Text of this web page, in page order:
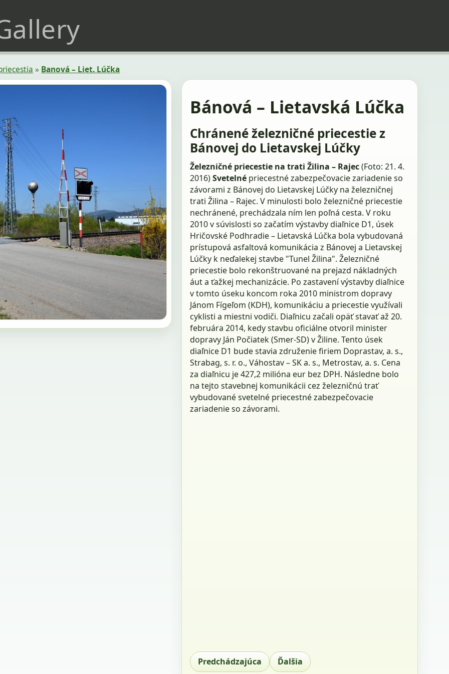
» Banová – Liet. Lúčka
Bánová – Lietavská Lúčka
Chránené železničné priecestie z
Bánovej do Lietavskej Lúčky
Železničné priecestie na trati Žilina – Rajec(Foto: 21. 4.
2016)Svetelné priecestné zabezpečovacie zariadenie so
závorami z Bánovej do Lietavskej Lúčky na železničnej
trati Žilina – Rajec. V minulosti bolo železničné priecestie
nechránené, prechádzala ním len poľná cesta. V roku
2010 v súvislosti so začatím výstavby diaľnice D1, úsek
Hričovské Podhradie – Lietavská Lúčka bola vybudovaná
prístupová asfaltová komunikácia z Bánovej a Lietavskej
Lúčky k neďalekej stavbe "Tunel Žilina". Železničné
priecestie bolo rekonštruované na prejazd nákladných
áut a ťažkej mechanizácie. Po zastavení výstavby diaľnice
v tomto úseku koncom roka 2010 ministrom dopravy
Jánom Fígeľom (KDH), komunikáciu a priecestie využívali
cyklisti a miestni vodiči. Diaľnicu začali opäť stavať až 20.
februára 2014, kedy stavbu oficiálne otvoril minister
dopravy Ján Počiatek (Smer-SD) v Žiline. Tento úsek
diaľnice D1 bude stavia združenie firiem Doprastav, a. s.,
Strabag, s. r. o., Váhostav – SK a. s., Metrostav, a. s. Cena
za diaľnicu je 427,2 milióna eur bez DPH. Následne bolo
na tejto stavebnej komunikácii cez železničnú trať
vybudované svetelné priecestné zabezpečovacie
zariadenie so závorami.
Predchádzajúca Ďalšia